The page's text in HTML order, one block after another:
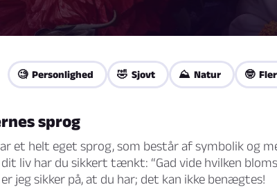
🧐 Personlighed 🤣 Sjovt ⛰️ Natur 🤓
sprog
et helt eget sprog, som består af symbolik og
liv har du sikkert tænkt: “Gad vide hvilken
jeg sikker på, at du har; det kan ikke benægtes!